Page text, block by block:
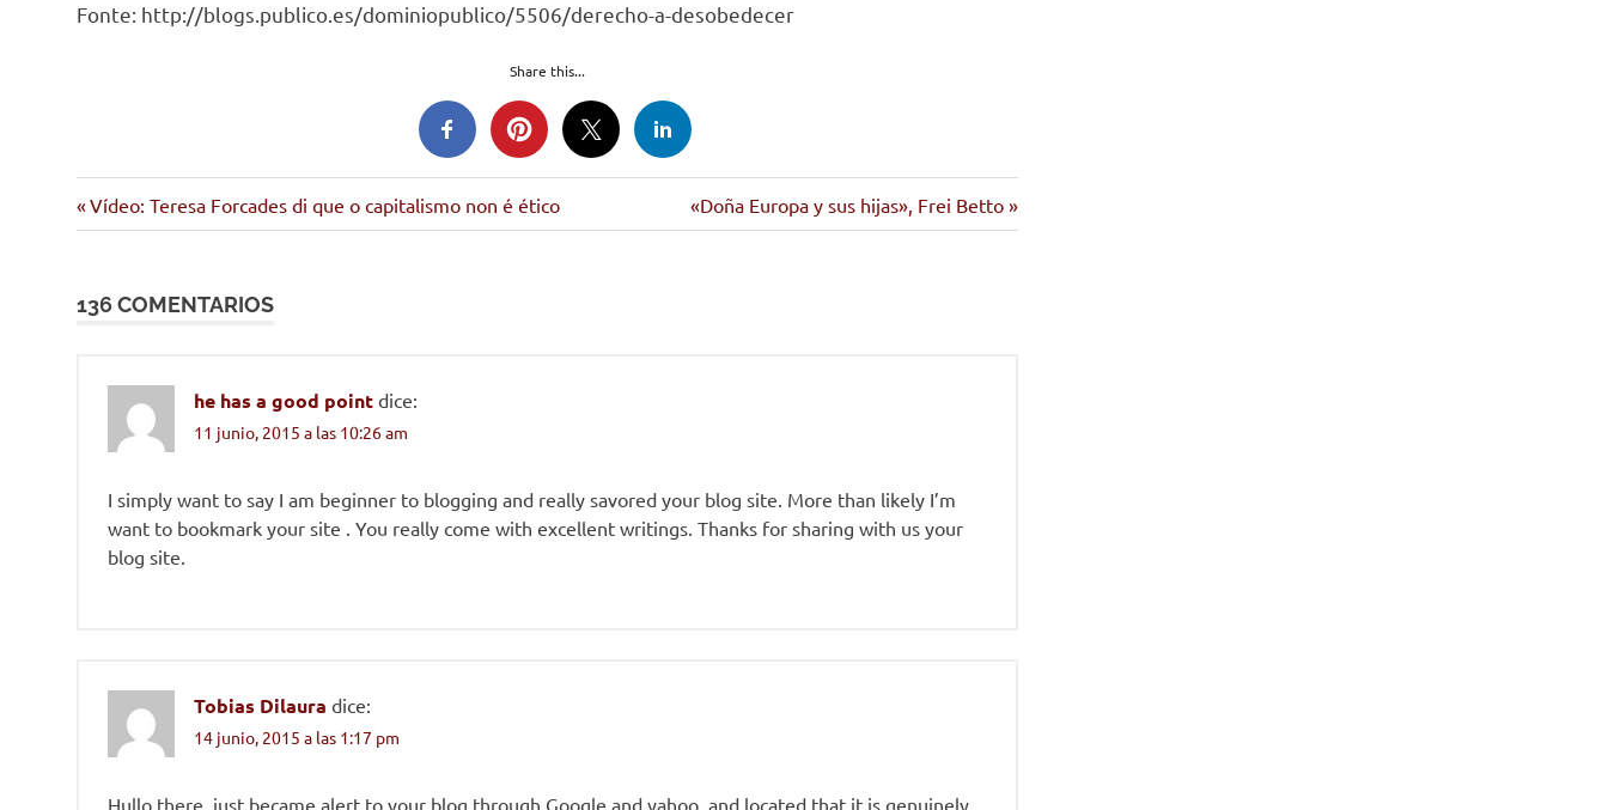
Fonte: http://blogs.publico.es/dominiopublico/5506/derecho-a-desobedecer
Share this...
torres
Navegación
entradas
Entrada
anterior:
Vídeo: Teresa Forcades di que o capitalismo non é ético
Siguiente
entrada:
«Doña Europa y sus hijas», Frei Betto
136 COMENTARIOS
he has a good point dice:
11 junio, 2015 a las 10:26 am
I simply want to say I am beginner to blogging and really savored your blog site. More than likely I’m
want to bookmark your site . You really come with excellent writings. Thanks for sharing with us your
blog site.
Tobias Dilaura dice:
14 junio, 2015 a las 1:17 pm
Hullo there, just became alert to your blog through Google and yahoo, and located that it is genuinely